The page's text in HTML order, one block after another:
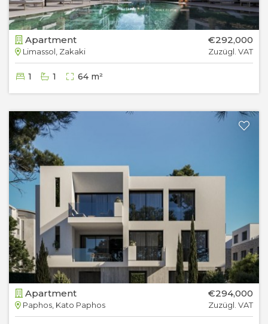
Apartment
Limassol, Zakaki
€292,000
Zuzügl. VAT
1 1 64 m²
Apartment
Paphos, Kato Paphos
€294,000
Zuzügl. VAT